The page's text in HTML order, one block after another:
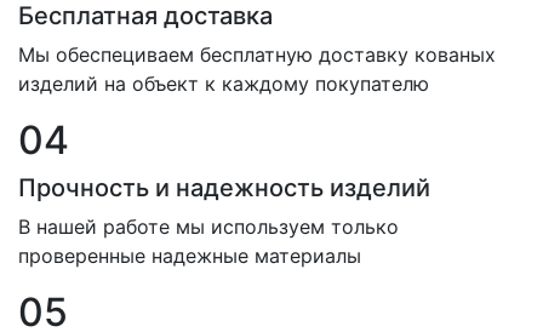
Бесплатная доставка
Мы обеспециваем бесплатную доставку кованых
изделий на объект к каждому покупателю
04
Прочность и надежность изделий
В нашей работе мы используем только
проверенные надежные материалы
05